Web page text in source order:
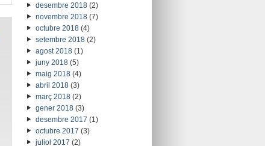
desembre 2018(2)
novembre 2018(7)
octubre 2018(4)
setembre 2018(2)
agost 2018(1)
juny 2018(5)
maig 2018(4)
abril 2018(3)
març 2018(2)
gener 2018(3)
desembre 2017 (1)
octubre 2017 (3)
juliol 2017 (2)